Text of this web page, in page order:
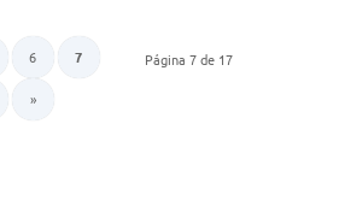
Página 7 de 17
6 7
»